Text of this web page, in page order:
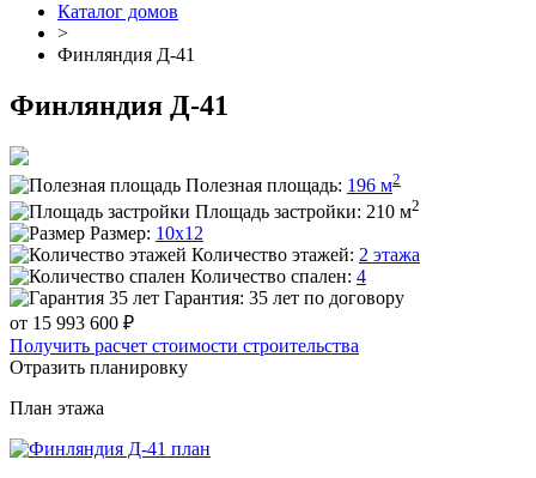
Каталог домов
>
Финляндия Д-41
Финляндия Д-41
Полезная площадь: 196 м2
Площадь застройки: 210 м2
Размер: 10x12
Количество этажей: 2 этажа
Количество спален: 4
Гарантия: 35 лет по договору
от 15 993 600 ₽
Получить расчет стоимости строительства
Отразить планировку
План этажа